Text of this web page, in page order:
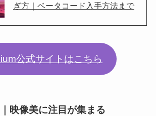
ぎ方｜ベータコード入手方法まで
公式サイトはこちら
映像美に注目が集まる